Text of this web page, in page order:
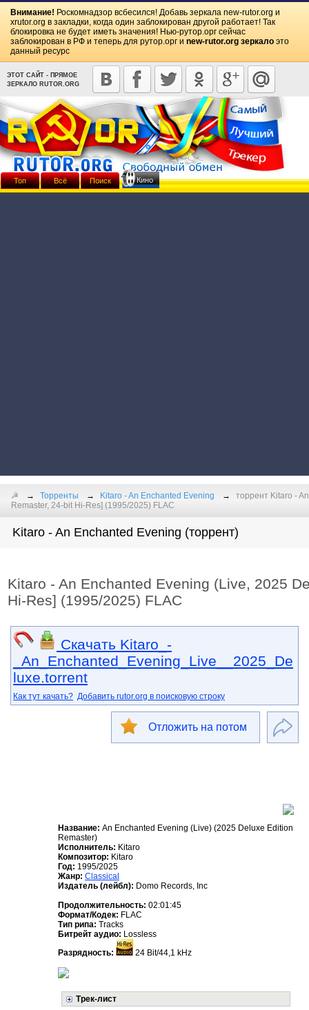
Внимание! Роскомнадзор всбесился! Добавь зеркала new-rutor.org и
xrutor.org в закладки, когда один заблокирован другой работает! Так
блокировка не будет иметь значения! Нью-рутор.орг сейчас
заблокирован в РФ и теперь для рутор.орг и new-rutor.org зеркало это
данный ресурс
ЭТОТ САЙТ - ПРЯМОЕ
ЗЕРКАЛО RUTOR.ORG
☭ Торренты Kitaro - An Enchanted Evening
торрент Kitaro -
Remaster, 24-bit Hi-Res] (1995/2025) FLAC
Kitaro - An Enchanted Evening (торрент)
Kitaro - An Enchanted Evening (Live, 2025
Hi-Res] (1995/2025) FLAC
Скачать Kitaro_-
_An_Enchanted_Evening_Live__2025_De
luxe.torrent
Как тут качать? Добавить rutor.org в поисковую строку
Отложить на потом
Название: An Enchanted Evening (Live) (2025 Deluxe Edition
Remaster)
Исполнитель: Kitaro
Композитор: Kitaro
Год: 1995/2025
Жанр: Classical
Издатель (лейбл): Domo Records, Inc
Продолжительность: 02:01:45
Формат/Кодек: FLAC
Тип рипа: Tracks
Битрейт аудио: Lossless
Разрядность:
24 Bit/44,1 kHz
Трек-лист